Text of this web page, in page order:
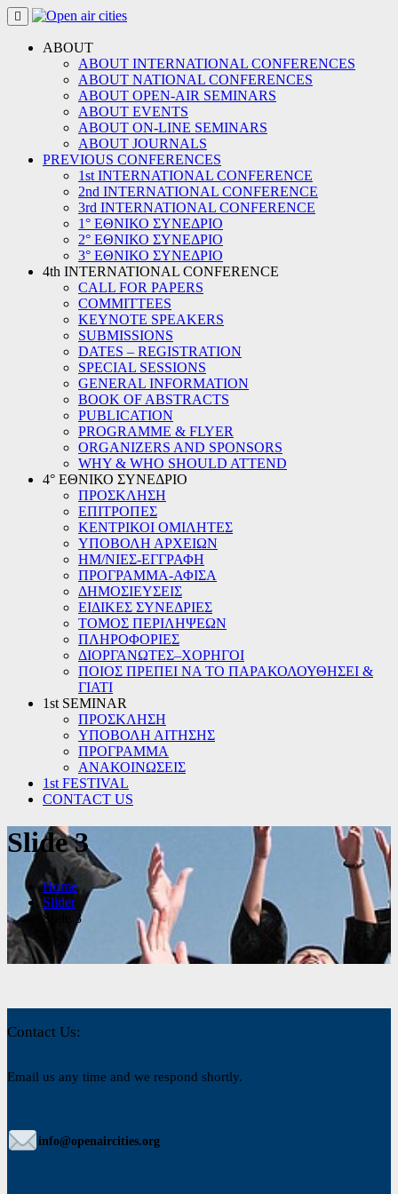
Skip
to
contentABOUT
ABOUT INTERNATIONAL CONFERENCES
ABOUT NATIONAL CONFERENCES
ABOUT OPEN-AIR SEMINARS
ABOUT EVENTS
ABOUT ON-LINE SEMINARS
ABOUT JOURNALS
PREVIOUS CONFERENCES
1st INTERNATIONAL CONFERENCE
2nd INTERNATIONAL CONFERENCE
3rd INTERNATIONAL CONFERENCE
1° ΕΘΝΙΚΟ ΣΥΝΕΔΡΙΟ
2° ΕΘΝΙΚΟ ΣΥΝΕΔΡΙΟ
3° ΕΘΝΙΚΟ ΣΥΝΕΔΡΙΟ
4th INTERNATIONAL CONFERENCE
CALL FOR PAPERS
COMMITTEES
KEYNOTE SPEAKERS
SUBMISSIONS
DATES – REGISTRATION
SPECIAL SESSIONS
GENERAL INFORMATION
BOOK OF ABSTRACTS
PUBLICATION
PROGRAMME & FLYER
ORGANIZERS AND SPONSORS
WHY & WHO SHOULD ATTEND
4° ΕΘΝΙΚΟ ΣΥΝΕΔΡΙΟ
ΠΡΟΣΚΛΗΣΗ
ΕΠΙΤΡΟΠΕΣ
ΚΕΝΤΡΙΚΟΙ ΟΜΙΛΗΤΕΣ
ΥΠΟΒΟΛΗ ΑΡΧΕΙΩΝ
ΗΜ/ΝΙΕΣ-ΕΓΓΡΑΦΗ
ΠΡΟΓΡΑΜΜΑ-ΑΦΙΣΑ
ΔΗΜΟΣΙΕΥΣΕΙΣ
ΕΙΔΙΚΕΣ ΣΥΝΕΔΡΙΕΣ
ΤΟΜΟΣ ΠΕΡΙΛΗΨΕΩΝ
ΠΛΗΡΟΦΟΡΙΕΣ
ΔΙΟΡΓΑΝΩΤΕΣ–ΧΟΡΗΓΟΙ
ΠΟΙΟΣ ΠΡΕΠΕΙ ΝΑ ΤΟ ΠΑΡΑΚΟΛΟΥΘΗΣΕΙ &
ΓΙΑΤΙ
1st SEMINAR
ΠΡΟΣΚΛΗΣΗ
ΥΠΟΒΟΛΗ ΑΙΤΗΣΗΣ
ΠΡΟΓΡΑΜΜΑ
ΑΝΑΚΟΙΝΩΣΕΙΣ
1st FESTIVAL
CONTACT US
Slide 3
Home
Slider
Slide 3
Contact Us:
Email us any time and we respond shortly.
info@openaircities.org